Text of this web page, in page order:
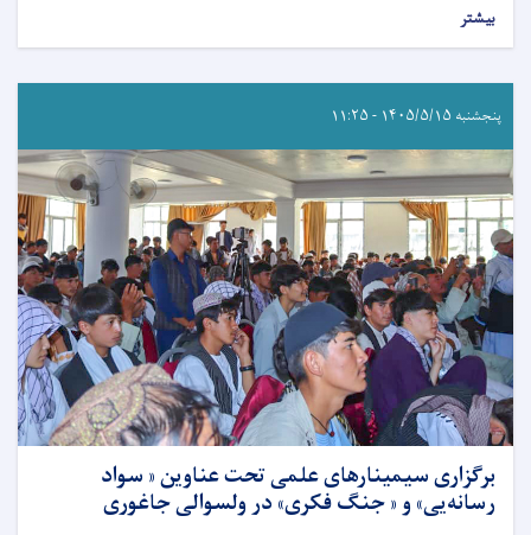
بیشتر
پنجشنبه ۱۴۰۵/۵/۱۵ - ۱۱:۲۵
برگزاری سیمینار‌های علمی تحت عناوین « سواد
رسانه‌یی» و « جنگ فکری» در ولسوالی جاغوری